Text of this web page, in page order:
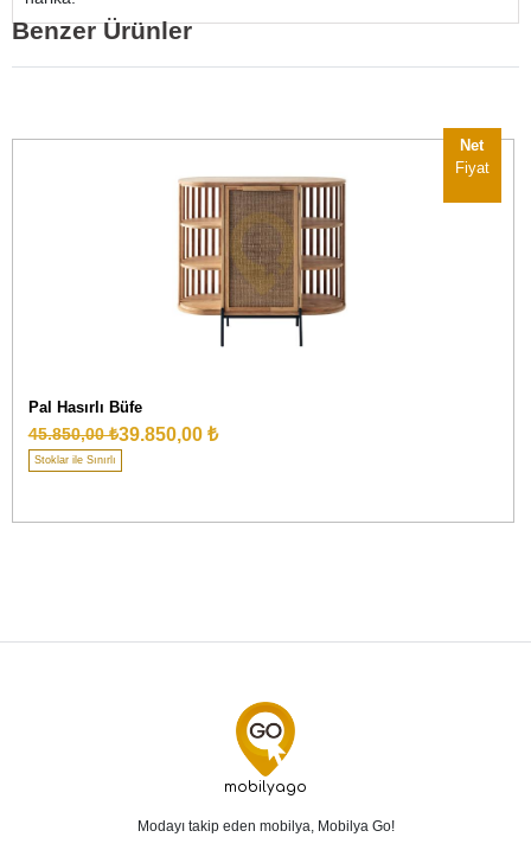
Benzer Ürünler
Net
Fiyat
Pal Hasırlı Büfe
45.850,00 ₺39.850,00 ₺
Stoklar ile Sınırlı
mobilyago
Modayı takip eden mobilya, Mobilya Go!